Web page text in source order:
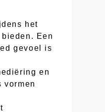
het
Een
gevoel is
en
vormen